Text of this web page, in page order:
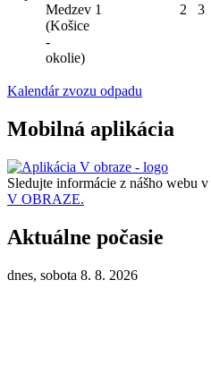
Medzev
(Košice
-
okolie)
1 2 3
Kalendár zvozu odpadu
Mobilná aplikácia
Sledujte informácie z nášho webu v
V OBRAZE.
Aktuálne počasie
dnes, sobota 8. 8. 2026